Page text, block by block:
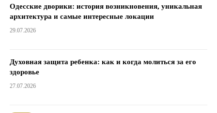
Одесские дворики: история возникновения, уникальная
архитектура и самые интересные локации
29.07.2026
Духовная защита ребенка: как и когда молиться за его
здоровье
27.07.2026